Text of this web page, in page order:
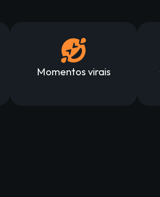
Momentos virais